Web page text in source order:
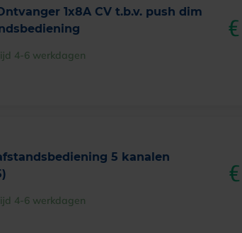
1x8A CV t.b.v. push dim
4-6 werkdagen
€
5 kanalen
4-6 werkdagen
€